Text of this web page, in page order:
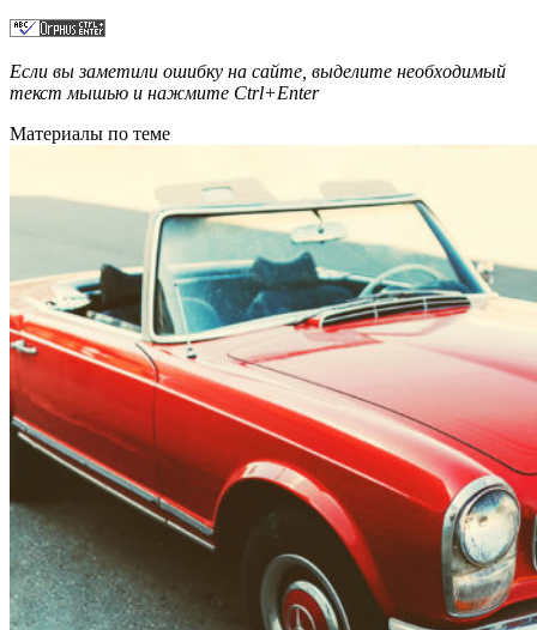
Если вы заметили ошибку на сайте, выделите необходимый
текст мышью и нажмите Ctrl+Enter
Материалы по теме